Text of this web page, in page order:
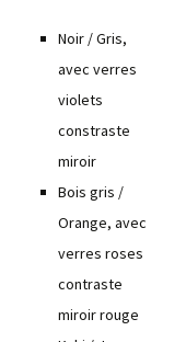
Noir / Gris,
avec verres
violets
constraste
miroir
Bois gris /
Orange, avec
verres roses
contraste
miroir rouge